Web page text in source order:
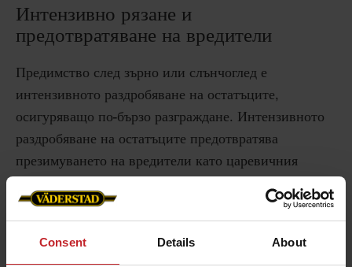
Consent Details About
Интензивно рязане и
предотвратяване на вредители
Предимство след зърно или слънчоглед е
интензивното раздробяване на остатъците,
осигуряващо по-бързо разграждане. Интензивното
раздробяване на остатъците предотвратява
презимуването на вредители като царевичния
стъблопробивач и увреждането на следващата
култура.